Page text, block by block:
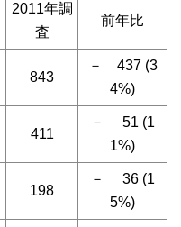
2011年調
査
前年比
843
－ 437 (3
4%)
411
－ 51 (1
1%)
198
－ 36 (1
5%)